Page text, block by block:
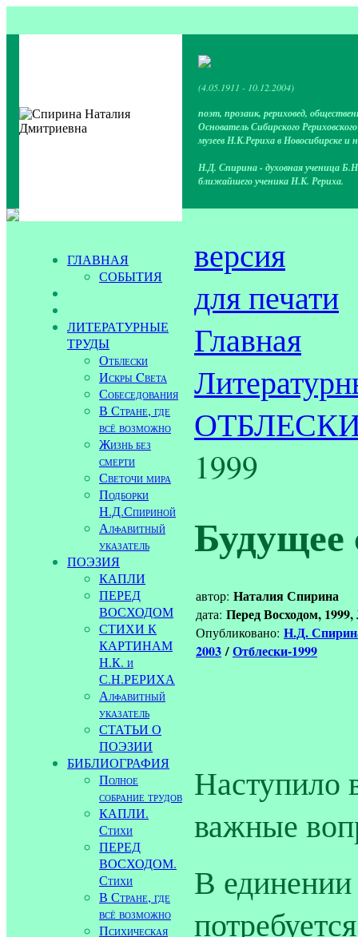
(4.05.1911 - 10.12.2004)
поэт, прозаик, рериховед,
Основатель Сибирского
музеев Н.К.Рериха в Новосибирске и
Н.Д. Спирина - духовная ученица
ближайшего ученика Н.К. Рериха.
ГЛАВНАЯ
СОБЫТИЯ
ЛИТЕРАТУРНЫЕ
ТРУДЫ
Отблески
Искры Cвета
Собеседования
В Стране, где
всё возможно
Жизнь без
смерти
Светочи мира
Подборки
Н.Д.Спириной
Алфавитный
указатель
ПОЭЗИЯ
КАПЛИ
ПЕРЕД
ВОСХОДОМ
СТИХИ К
КАРТИНАМ
Н.К. и
С.Н.РЕРИХА
Алфавитный
указатель
СТАТЬИ О
ПОЭЗИИ
БИБЛИОГРАФИЯ
Полное
собрание трудов
КАПЛИ.
Стихи
ПЕРЕД
ВОСХОДОМ.
Стихи
В Стране, где
всё возможно
Психическая
версия
для печати
Главная
1999
автор: Наталия Спирина
дата: Перед Восходом,
Опубликовано: Н.Д.
2003/Отблески-1999
Наступило
важные
В единении